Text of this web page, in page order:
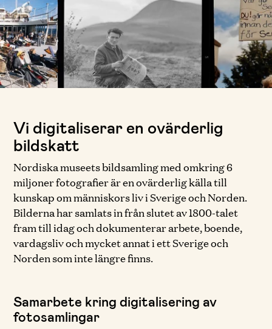
Vi digitaliserar en ovärderlig
bildskatt
Nordiska museets bildsamling med omkring 6
miljoner fotografier är en ovärderlig källa till
kunskap om människors liv i Sverige och Norden.
Bilderna har samlats in från slutet av 1800-talet
fram till idag och dokumenterar arbete, boende,
vardagsliv och mycket annat i ett Sverige och
Norden som inte längre finns.
Samarbete kring digitalisering av
fotosamlingar